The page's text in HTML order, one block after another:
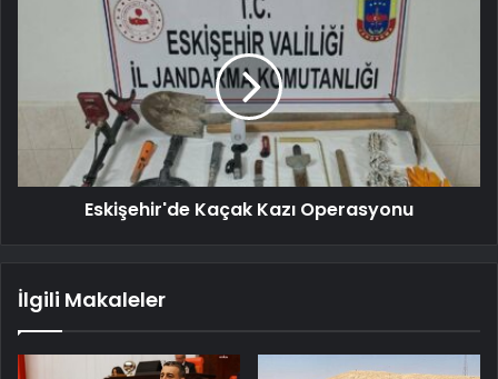
Eskişehir'de Kaçak Kazı Operasyonu
İlgili Makaleler